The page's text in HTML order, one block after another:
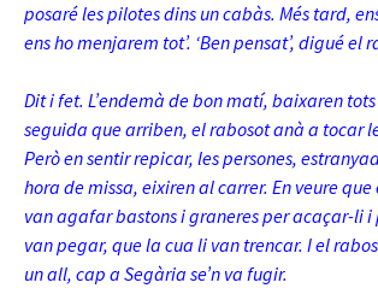
posaré les pilotes dins un cabàs. Més tard,
ens ho menjarem tot’. ‘Ben pensat’, digué el
Dit i fet. L’endemà de bon matí, baixaren
seguida que arriben, el rabosot anà a tocar
Però en sentir repicar, les persones,
hora de missa, eixiren al carrer. En veure
van agafar bastons i graneres per acaçar-li
van pegar, que la cua li van trencar. I el
un all, cap a Segària se’n va fugir.